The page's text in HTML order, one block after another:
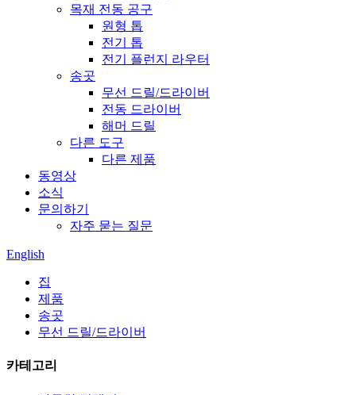
목재 전동 공구
원형 톱
전기 톱
전기 플런지 라우터
송곳
무선 드릴/드라이버
전동 드라이버
해머 드릴
다른 도구
다른 제품
동영상
소식
문의하기
자주 묻는 질문
English
집
제품
송곳
무선 드릴/드라이버
카테고리